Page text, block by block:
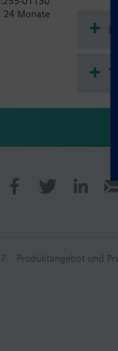
24 Monate
Produktangebot und